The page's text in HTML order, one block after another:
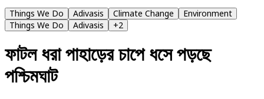
Things We Do
Adivasis Climate Change
Environment
Things We Do
Adivasis +2
ফাটল ধরা পাহাড়ের চাপে ধসে পড়ছে
পশ্চিমঘাট